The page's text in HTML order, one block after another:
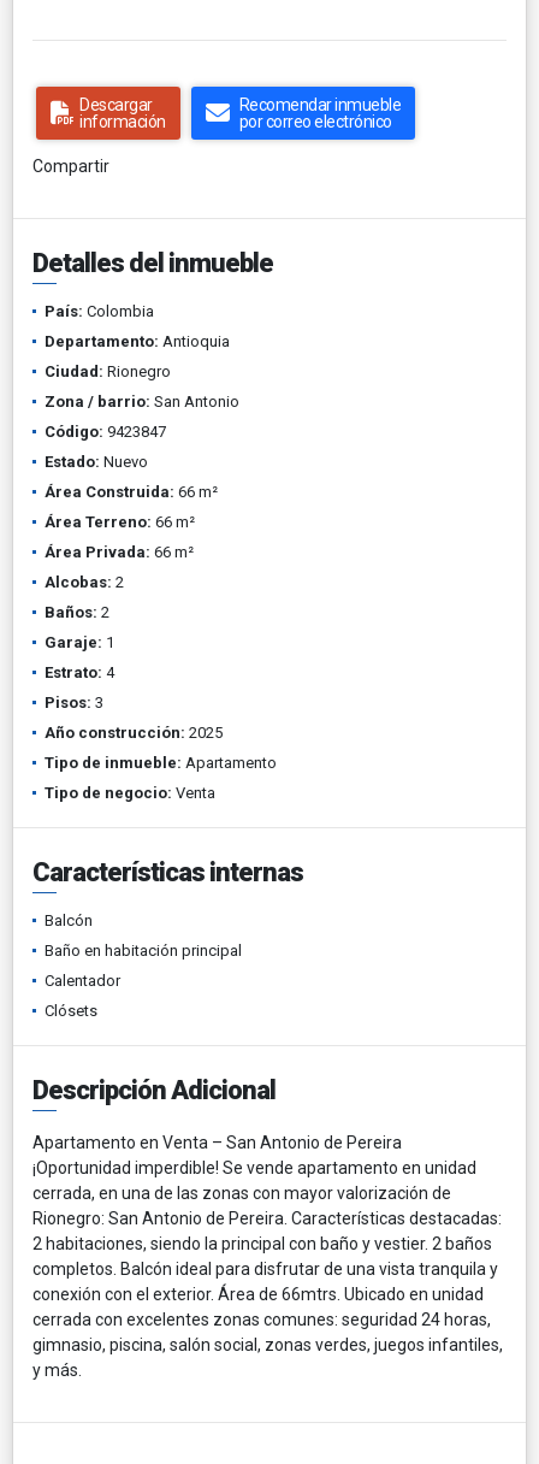
Descargar
información
Recomendar inmueble
por correo electrónico
Compartir
Detalles del inmueble
País: Colombia
Departamento: Antioquia
Ciudad: Rionegro
Zona / barrio: San Antonio
Código: 9423847
Estado: Nuevo
Área Construida: 66 m²
Área Terreno: 66 m²
Área Privada: 66 m²
Alcobas: 2
Baños: 2
Garaje: 1
Estrato: 4
Pisos: 3
Año construcción: 2025
Tipo de inmueble: Apartamento
Tipo de negocio: Venta
Características internas
Balcón
Baño en habitación principal
Calentador
Clósets
Descripción Adicional
Apartamento en Venta – San Antonio de Pereira
¡Oportunidad imperdible! Se vende apartamento en unidad
cerrada, en una de las zonas con mayor valorización de
Rionegro: San Antonio de Pereira. Características destacadas:
2 habitaciones, siendo la principal con baño y vestier. 2 baños
completos. Balcón ideal para disfrutar de una vista tranquila y
conexión con el exterior. Área de 66mtrs. Ubicado en unidad
cerrada con excelentes zonas comunes: seguridad 24 horas,
gimnasio, piscina, salón social, zonas verdes, juegos infantiles,
y más.